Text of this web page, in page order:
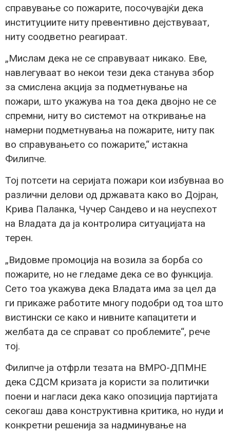
справување со пожарите, посочувајќи дека
институциите ниту превентивно дејствуваат,
ниту соодветно реагираат.
„Мислам дека не се справуваат никако. Еве,
навлегуваат во некои тези дека станува збор
за смислена акција за подметнување на
пожари, што укажува на тоа дека двојно не се
спремни, ниту во системот на откривање на
намерни подметнувања на пожарите, ниту пак
во справувањето со пожарите,“ истакна
Филипче.
Тој потсети на серијата пожари кои избувнаа во
различни делови од државата како во Дојран,
Крива Паланка, Чучер Сандево и на неуспехот
на Владата да ја контролира ситуацијата на
терен.
„Видовме промоција на возила за борба со
пожарите, но не гледаме дека се во функција.
Сето тоа укажува дека Владата има за цел да
ги прикаже работите многу подобри од тоа што
вистински се како и нивните капацитети и
желбата да се справат со проблемите“, рече
тој.
Филипче ја отфрли тезата на ВМРО-ДПМНЕ
дека СДСМ кризата ја користи за политички
поени и нагласи дека како опозиција партијата
секогаш дава конструктивна критика, но нуди и
конкретни решенија за надминување на